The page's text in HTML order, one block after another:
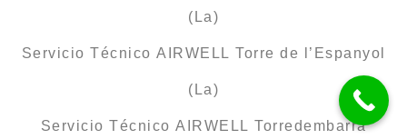
(La)
Servicio Técnico AIRWELL Torre de l’Espanyol
(La)
Servicio Técnico AIRWELL Torredembarra